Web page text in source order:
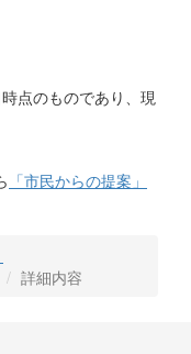
点のものであり、現
「市民からの提案」
詳細内容